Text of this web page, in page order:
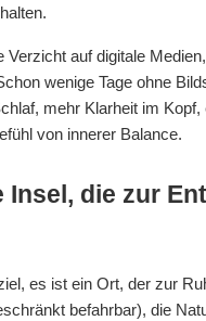
auf digitale
wenige Tage ohne
mehr Klarheit im
von innerer Balance.
Insel, die zur
es ist ein Ort, der zur
befahrbar), die